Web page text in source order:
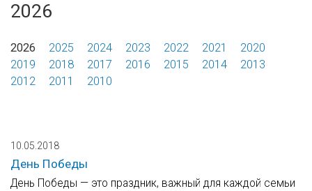
2026
2026 2025 2024 2023 2022 2021
2020
2019
2018 2017 2016 2015 2014
2013
2012
2011 2010
10.05.2018
День Победы
День Победы — это праздник, важный для каждой семьи